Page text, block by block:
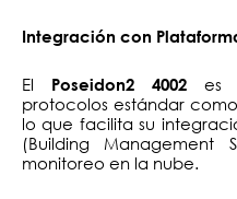
Integración con
El Poseidon2 4002 es
protocolos estándar como
lo que facilita su
(Building Management
monitoreo en la nube.